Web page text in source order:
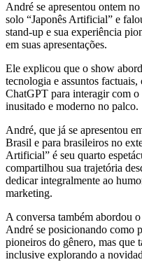
André se apresentou ontem
solo “Japonês Artificial” e
stand-up e sua experiência
em suas apresentações.
Ele explicou que o show
tecnologia e assuntos
ChatGPT para interagir com
inusitado e moderno no palco.
André, que já se apresentou
Brasil e para brasileiros no
Artificial” é seu quarto
compartilhou sua trajetória
dedicar integralmente ao
marketing.
A conversa também abordou
André se posicionando como
pioneiros do gênero, mas que
inclusive explorando a